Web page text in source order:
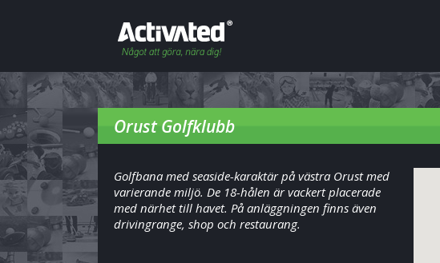
Orust Golfklubb
Golfbana med seaside-karaktär på västra Orust med
varierande miljö. De 18-hålen är vackert placerade
med närhet till havet. På anläggningen finns även
drivingrange, shop och restaurang.